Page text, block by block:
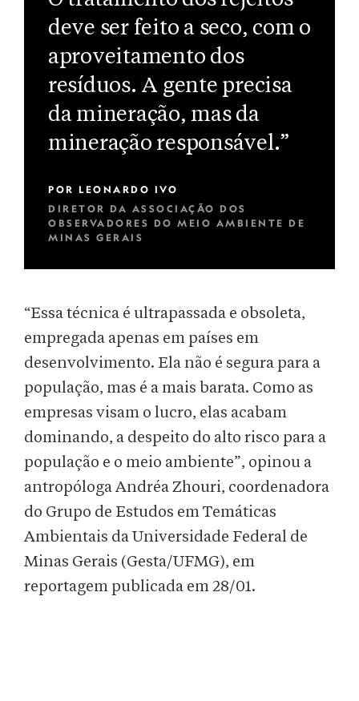
deve ser feito a seco, com o
aproveitamento dos
resíduos. A gente precisa
da mineração, mas da
mineração responsável.”
POR LEONARDO IVO
DIRETOR DA ASSOCIAÇÃO DOS
OBSERVADORES DO MEIO AMBIENTE DE
MINAS GERAIS
“Essa técnica é ultrapassada e obsoleta,
empregada apenas em países em
desenvolvimento. Ela não é segura para a
população, mas é a mais barata. Como as
empresas visam o lucro, elas acabam
dominando, a despeito do alto risco para a
população e o meio ambiente”, opinou a
antropóloga Andréa Zhouri, coordenadora
do Grupo de Estudos em Temáticas
Ambientais da Universidade Federal de
Minas Gerais (Gesta/UFMG), em
reportagem publicada em 28/01.